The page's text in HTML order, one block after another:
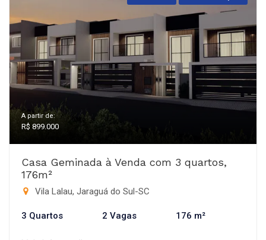
A partir de:
R$ 899.000
Casa Geminada à Venda com 3 quartos,
176m²
Vila Lalau, Jaraguá do Sul-SC
3 Quartos 2 Vagas 176 m²